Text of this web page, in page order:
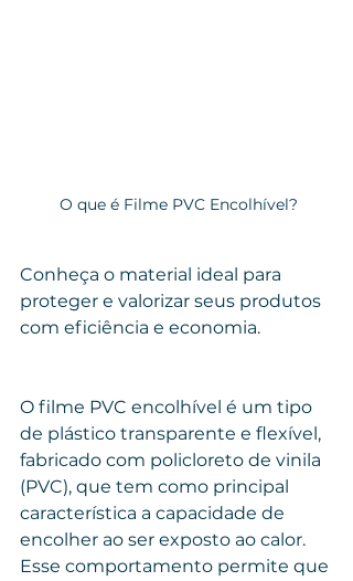
O que é Filme PVC Encolhível?
Conheça o material ideal para
proteger e valorizar seus produtos
com eficiência e economia.
O filme PVC encolhível é um tipo
de plástico transparente e flexível,
fabricado com policloreto de vinila
(PVC), que tem como principal
característica a capacidade de
encolher ao ser exposto ao calor.
Esse comportamento permite que